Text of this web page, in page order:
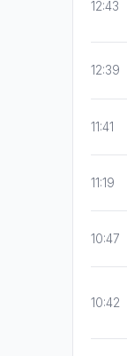
12:43
12:39
11:41
11:19
10:47
10:42